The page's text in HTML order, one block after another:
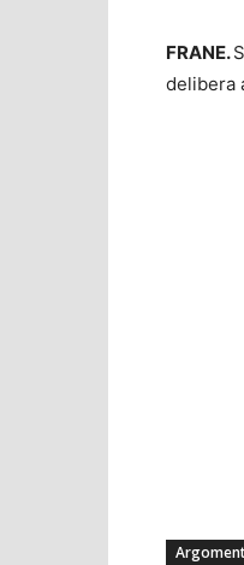
FRANE.
delibera